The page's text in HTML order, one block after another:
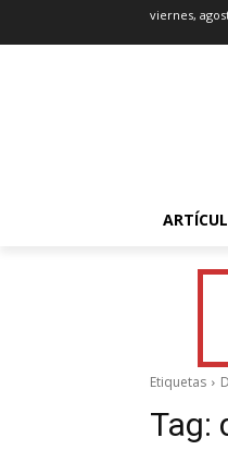
viernes,
Etiquetas
Tag: